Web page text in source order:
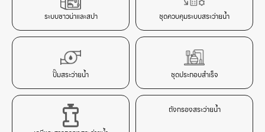
ระบบซาวน่าและสปา ชุดควบคุมระบบสระว่ายน้ำ
ปั๊มสระว่ายน้ำ ชุดประกอบสำเร็จ
ถังกรองสระว่ายน้ำ